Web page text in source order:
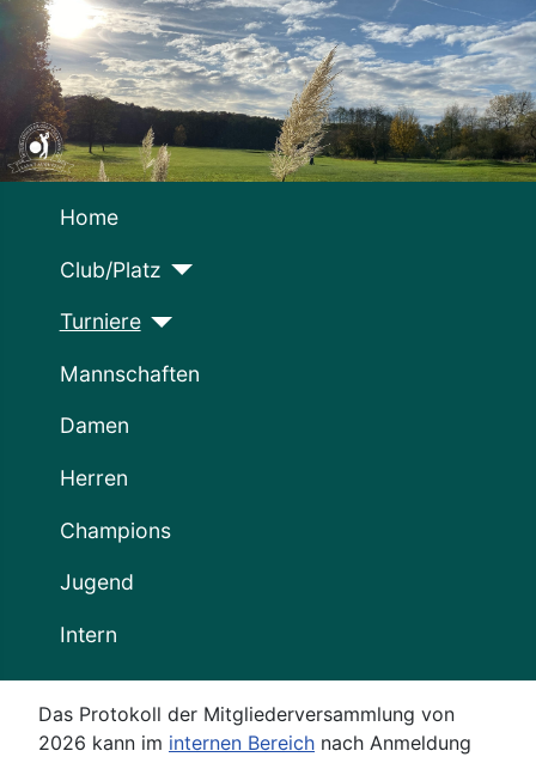
Home
Club/Platz
Turniere
Mannschaften
Damen
Herren
Champions
Jugend
Intern
Das Protokoll der Mitgliederversammlung von
2026 kann im internen Bereich nach Anmeldung